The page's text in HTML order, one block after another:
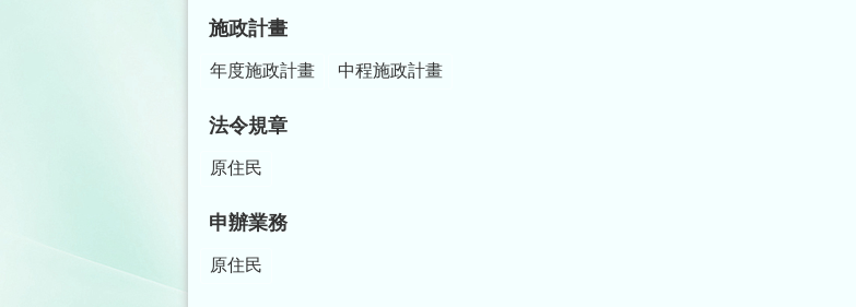
施政計畫
年度施政計畫 中程施政計畫
法令規章
原住民
申辦業務
原住民